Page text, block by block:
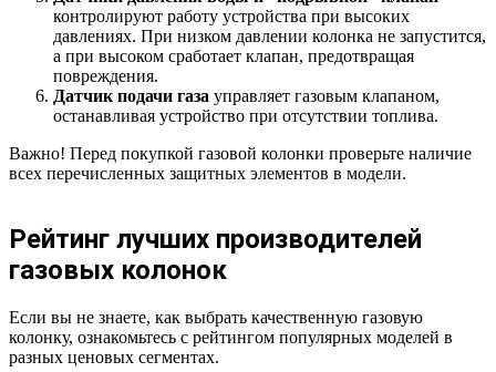
контролируют работу устройства при высоких
давлениях. При низком давлении колонка не запустится,
а при высоком сработает клапан, предотвращая
повреждения.
Датчик подачи газа управляет газовым клапаном,
останавливая устройство при отсутствии топлива.
Важно! Перед покупкой газовой колонки проверьте наличие
всех перечисленных защитных элементов в модели.
Рейтинг лучших производителей
газовых колонок
Если вы не знаете, как выбрать качественную газовую
колонку, ознакомьтесь с рейтингом популярных моделей в
разных ценовых сегментах.